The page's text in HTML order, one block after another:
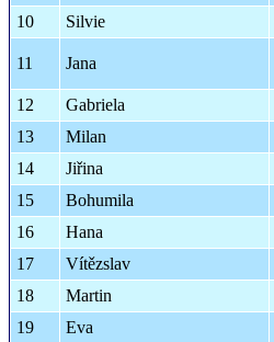
10
Silvie
11 Jana
12 Gabriela
13
Milan
14
Jiřina
15
Bohumila
16
Hana
17
Vítězslav
18
Martin
19
Eva